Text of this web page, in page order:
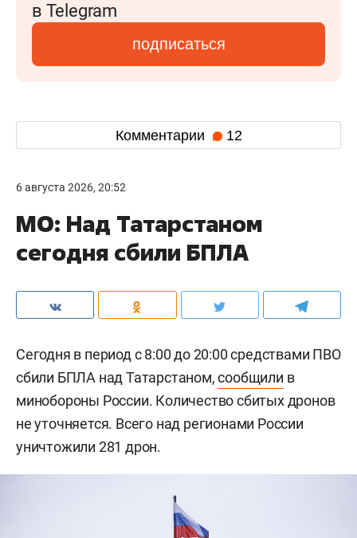
в Telegram
подписаться
Комментарии 12
6 августа 2026, 20:52
МО: Над Татарстаном
сегодня сбили БПЛА
Сегодня в период с 8:00 до 20:00 средствами ПВО
сбили БПЛА над Татарстаном,сообщили в
минобороны России. Количество сбитых дронов
не уточняется. Всего над регионами России
уничтожили 281 дрон.